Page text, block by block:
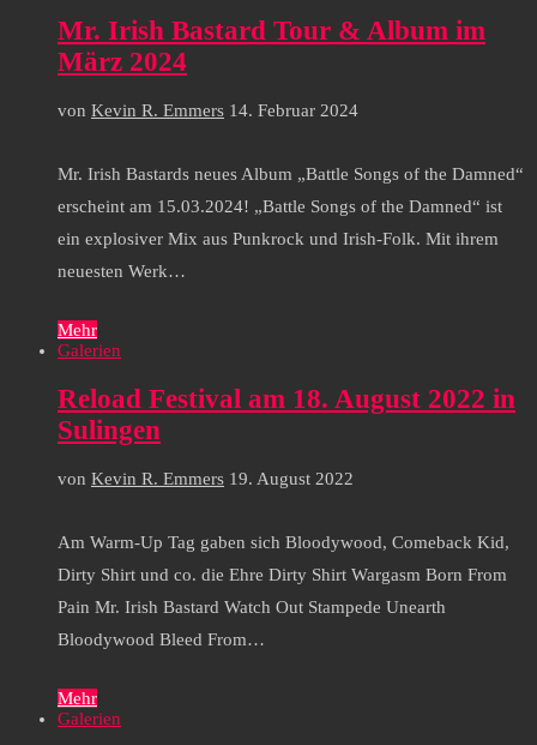
Mr. Irish Bastard Tour & Album im
März 2024
von Kevin R. Emmers 14. Februar 2024
Mr. Irish Bastards neues Album „Battle Songs of the Damned“
erscheint am 15.03.2024! „Battle Songs of the Damned“ ist
ein explosiver Mix aus Punkrock und Irish-Folk. Mit ihrem
neuesten Werk…
Mehr
Galerien
Reload Festival am 18. August 2022 in
Sulingen
von Kevin R. Emmers 19. August 2022
Am Warm-Up Tag gaben sich Bloodywood, Comeback Kid,
Dirty Shirt und co. die Ehre Dirty Shirt Wargasm Born From
Pain Mr. Irish Bastard Watch Out Stampede Unearth
Bloodywood Bleed From…
Mehr
Galerien